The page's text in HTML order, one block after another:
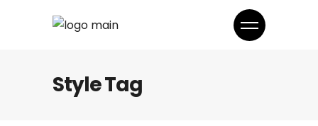
Style Tag